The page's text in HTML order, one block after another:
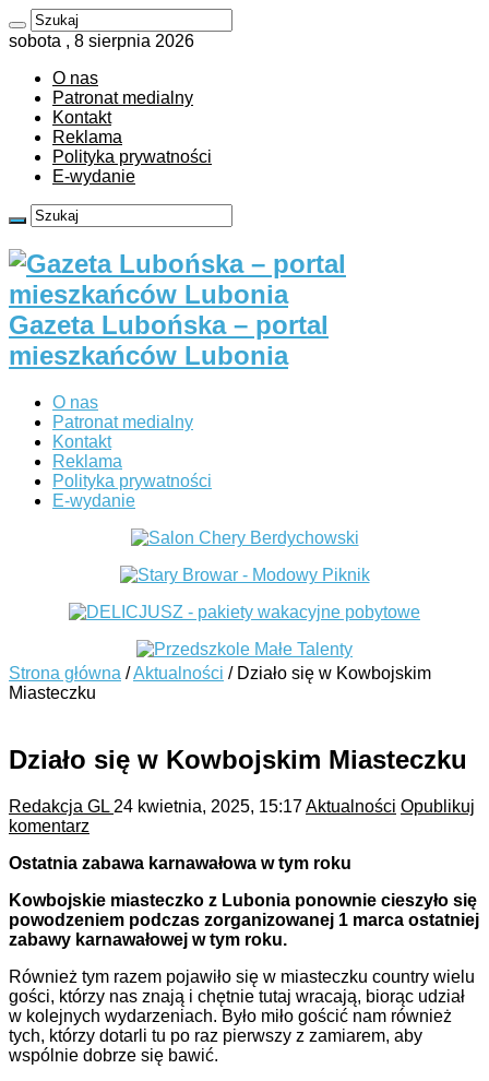
sobota , 8 sierpnia 2026
O nas
Patronat medialny
Kontakt
Reklama
Polityka prywatności
E-wydanie
Gazeta Lubońska – portal
mieszkańców Lubonia
O nas
Patronat medialny
Kontakt
Reklama
Polityka prywatności
E-wydanie
Strona główna /Aktualności / Działo się w Kowbojskim
Miasteczku
Działo się w Kowbojskim Miasteczku
Redakcja GL 24 kwietnia, 2025, 15:17Aktualności Opublikuj
komentarz
Ostatnia zabawa karnawałowa w tym roku
Kowbojskie miasteczko z Lubonia ponownie cieszyło się
powodzeniem podczas zorganizowanej 1 marca ostatniej
zabawy karnawałowej w tym roku.
Również tym razem pojawiło się w miasteczku country wielu
gości, którzy nas znają i chętnie tutaj wracają, biorąc udział
w kolejnych wydarzeniach. Było miło gościć nam również
tych, którzy dotarli tu po raz pierwszy z zamiarem, aby
wspólnie dobrze się bawić.